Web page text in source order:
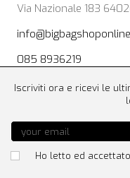
Via Nazionale 183
085 8936219
Iscriviti ora e ricevi le
Ho letto ed